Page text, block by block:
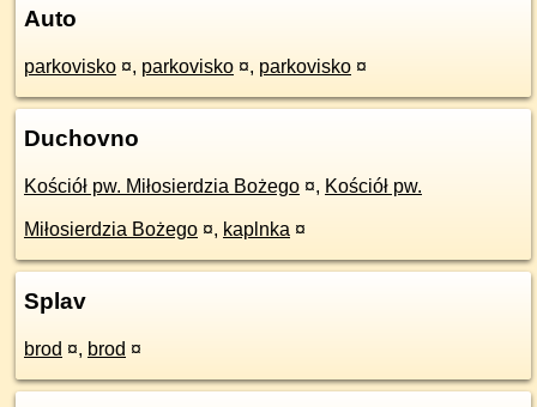
Auto
parkovisko ¤, parkovisko ¤, parkovisko ¤
Duchovno
Kościół pw. Miłosierdzia Bożego ¤, Kościół pw.
Miłosierdzia Bożego ¤, kaplnka ¤
Splav
brod ¤, brod ¤